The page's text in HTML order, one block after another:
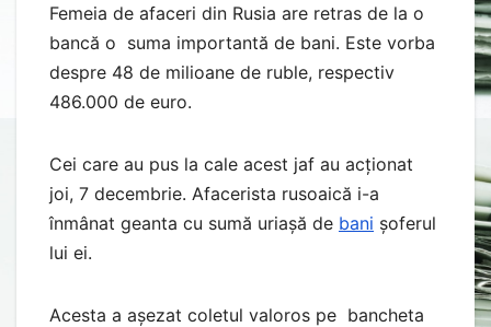
Femeia de afaceri din Rusia are retras de la o
bancă o suma importantă de bani. Este vorba
despre 48 de milioane de ruble, respectiv
486.000 de euro.
Cei care au pus la cale acest jaf au acționat
joi, 7 decembrie. Afacerista rusoaică i-a
înmânat geanta cu sumă uriașă de bani șoferul
lui ei.
Acesta a așezat coletul valoros pe bancheta